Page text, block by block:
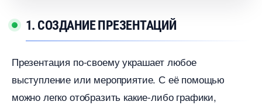
1. СОЗДАНИЕ ПРЕЗЕНТАЦИЙ
Презентация по-своему украшает любое
ыступление или мероприятие. С её помощью
можно легко отобразить какие-либо графики,